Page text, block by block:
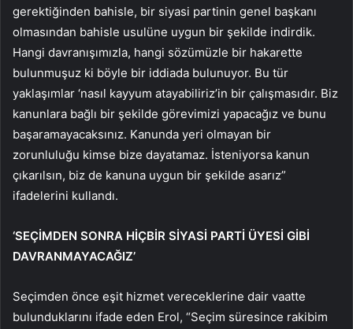
gerektiğinden bahisle, bir siyasi partinin genel başkanı
olmasından bahisle usulüne uygun bir şekilde indirdik.
Hangi davranışımızla, hangi sözümüzle bir hakarette
bulunmuşuz ki böyle bir iddiada bulunuyor. Bu tür
yaklaşımlar ‘nasıl kayyum atayabiliriz’in bir çalışmasıdır. Biz
kanunlara bağlı bir şekilde görevimizi yapacağız ve bunu
başaramayacaksınız. Kanunda yeri olmayan bir
zorunluluğu kimse bize dayatamaz. İsteniyorsa kanun
çıkarılsın, biz de kanuna uygun bir şekilde asarız”
ifadelerini kullandı.
‘SEÇİMDEN SONRA HİÇBİR SİYASİ PARTİ ÜYESİ GİBİ
DAVRANMAYACAĞIZ’
Seçimden önce eşit hizmet vereceklerine dair vaatte
bulunduklarını ifade eden Erol, “Seçim süresince rakibim